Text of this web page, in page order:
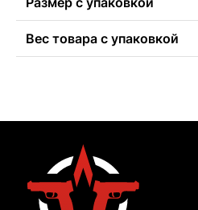
Вес товара с упаковкой